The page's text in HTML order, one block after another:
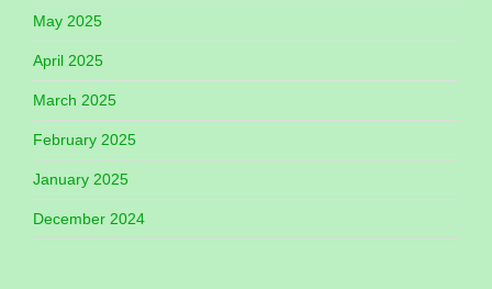
May 2025
April 2025
March 2025
February 2025
January 2025
December 2024